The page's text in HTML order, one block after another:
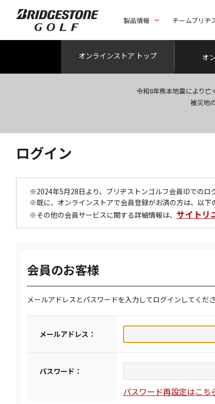
製品情報 チームブリヂ
オンラインストア トップ オ
令和8年熊本地震により亡
被災地
ログイン
※2024年5月28日より、ブリヂストンゴルフ会員IDでのロ
※既に、オンラインストアで会員登録がお済の方は、以下
※その他の会員サービスに関する詳細情報は、 サイトリ
会員のお客様
メールアドレスとパスワードを入力してログインしてくださ
メールアドレス：
パスワード：
パスワード再設定はこち